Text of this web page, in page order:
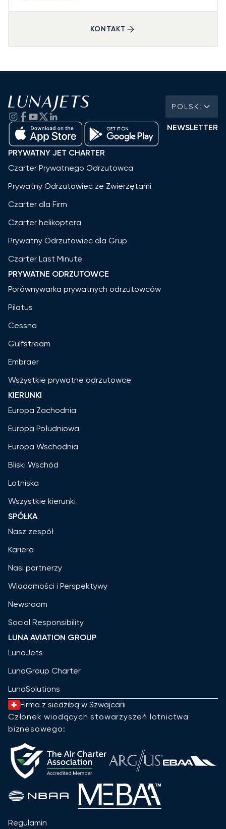
KONTAKT
POLSKI
NEWSLETTER
PRYWATNY JET CHARTER
Czarter Prywatnego Odrzutowca
Prywatny Odrzutowiec ze Zwierzętami
Czarter dla Firm
Czarter helikoptera
Prywatny Odrzutowiec dla Grup
Czarter Last Minute
PRYWATNE ODRZUTOWCE
Porównywarka prywatnych odrzutowców
Pilatus
Cessna
Gulfstream
Embraer
Wszystkie prywatne odrzutowce
KIERUNKI
Europa Zachodnia
Europa Południowa
Europa Wschodnia
Bliski Wschód
Lotniska
Wszystkie kierunki
SPÓŁKA
Nasz zespół
Kariera
Nasi partnerzy
Wiadomości i Perspektywy
Newsroom
Social Responsibility
LUNA AVIATION GROUP
LunaJets
LunaGroup Charter
LunaSolutions
Firma z siedzibą w Szwajcarii
Członek wiodących stowarzyszeń lotnictwa
biznesowego:
Regulamin